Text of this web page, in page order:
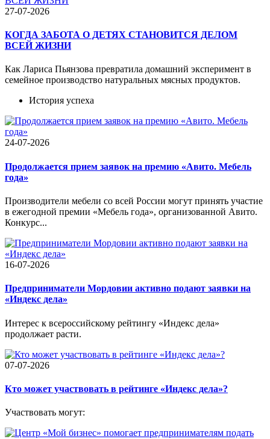
27-07-2026
КОГДА ЗАБОТА О ДЕТЯХ СТАНОВИТСЯ ДЕЛОМ
ВСЕЙ ЖИЗНИ
Как Лариса Пьянзова превратила домашний эксперимент в
семейное производство натуральных мясных продуктов.
История успеха
24-07-2026
Продолжается прием заявок на премию «Авито. Мебель
года»
Производители мебели со всей России могут принять участие
в ежегодной премии «Мебель года», организованной Авито.
Конкурс...
16-07-2026
Предприниматели Мордовии активно подают заявки на
«Индекс дела»
Интерес к всероссийскому рейтингу «Индекс дела»
продолжает расти.
07-07-2026
Кто может участвовать в рейтинге «Индекс дела»?
Участвовать могут: